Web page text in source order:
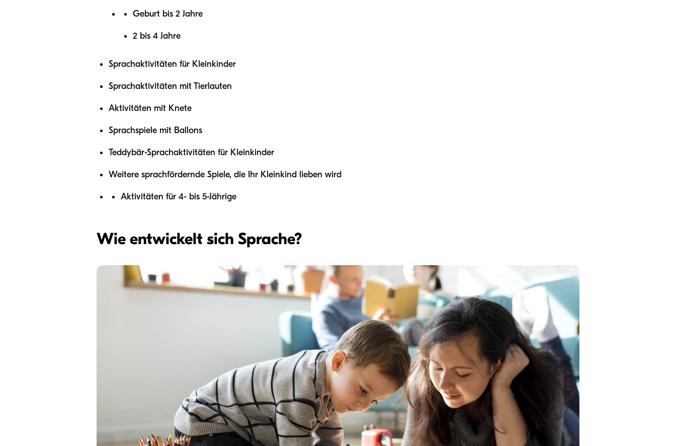
Geburt bis 2 Jahre
2 bis 4 Jahre
Sprachaktivitäten für Kleinkinder
Sprachaktivitäten mit Tierlauten
Aktivitäten mit Knete
Sprachspiele mit Ballons
Teddybär-Sprachaktivitäten für Kleinkinder
Weitere sprachfördernde Spiele, die Ihr Kleinkind lieben wird
Aktivitäten für 4- bis 5-Jährige
Wie entwickelt sich Sprache?